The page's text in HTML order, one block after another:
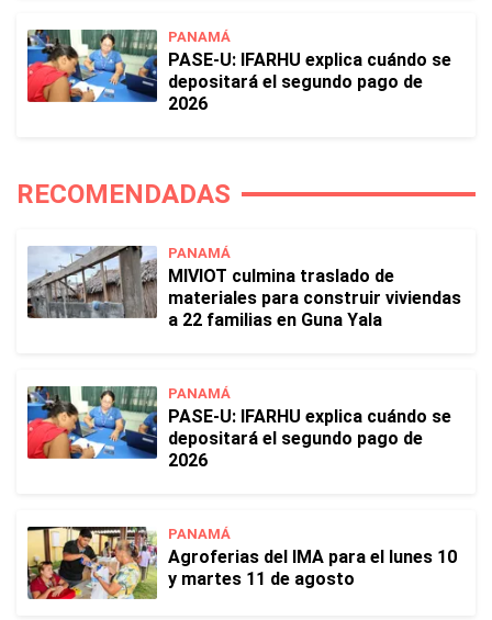
PANAMÁ
PASE-U: IFARHU explica cuándo se
depositará el segundo pago de
2026
RECOMENDADAS
PANAMÁ
MIVIOT culmina traslado de
materiales para construir viviendas
a 22 familias en Guna Yala
PANAMÁ
PASE-U: IFARHU explica cuándo se
depositará el segundo pago de
2026
PANAMÁ
Agroferias del IMA para el lunes 10
y martes 11 de agosto